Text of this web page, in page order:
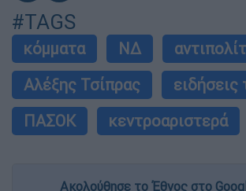
#TAGS
κόμματα ΝΔ
Αλέξης Τσίπρας
ΠΑΣΟΚ
κεντροαριστερά
Ακολούθησε το Έθνος στο